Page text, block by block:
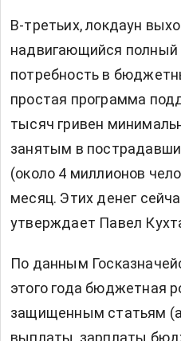
В-третьих, локдаун
надвигающийся
потребность в
простая программа
тысяч гривен
занятым в
(около 4 миллионов
месяц. Этих денег
утверждает Павел
По данным
этого года бюджетная
защищенным статьям
выплаты, зарплаты